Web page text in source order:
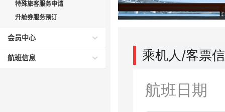
特殊旅客服务申请
升舱券服务预订
会员中心
航班信息